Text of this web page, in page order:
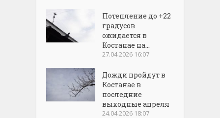
Потепление до +22
градусов
ожидается в
Костанае на...
27.04.2026 16:07
Дожди пройдут в
Костанае в
последние
выходные апреля
24.04.2026 18:07